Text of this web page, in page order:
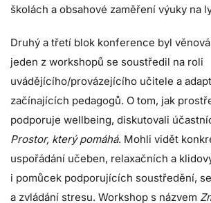
školách a obsahové zaměření výuky na
Druhý a třetí blok konference byl
jeden z workshopů se soustředil na roli
uvádějícího/provázejícího učitele a
začínajících pedagogů. O tom, jak
podporuje wellbeing, diskutovali
Prostor, který pomáhá. Mohli vidět
uspořádání učeben, relaxačních a
i pomůcek podporujících soustředění,
a zvládání stresu. Workshop s názvem